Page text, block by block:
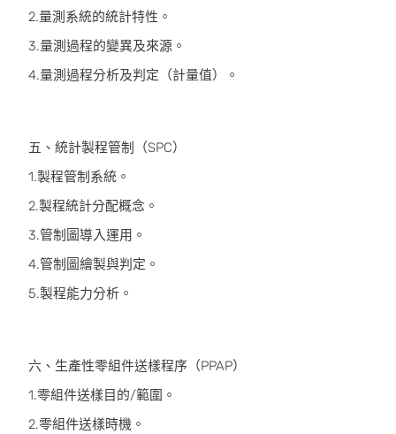
2.量測系統的統計特性。
3.量測過程的變異及來源。
4.量測過程分析及判定（計量值）。
五、統計製程管制（SPC）
1.製程管制系統。
2.製程統計分配概念。
3.管制圖導入運用。
4.管制圖繪製與判定。
5.製程能力分析。
六、生產性零組件送樣程序（PPAP）
1.零組件送樣目的/範圍。
2.零組件送樣時機。